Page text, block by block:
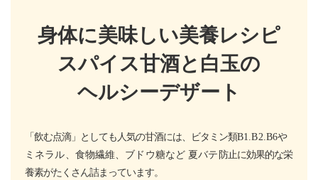
身体に美味しい美養レシピ
スパイス甘酒と白玉の
ヘルシーデザート
「飲む点滴」としても人気の甘酒には、ビタミン類B1.B2.B6や
ミネラル、食物繊維、ブドウ糖など 夏バテ 防止に効果的な栄
養素がたくさん詰まっています。